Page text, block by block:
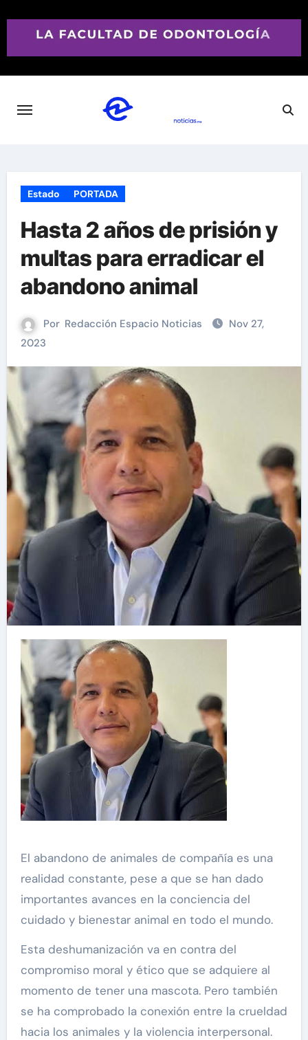
Estado PORTADA
Hasta 2 años de prisión y
multas para erradicar el
abandono animal
Por Redacción Espacio Noticias
Nov 27,
2023
El abandono de animales de compañía es una
realidad constante, pese a que se han dado
importantes avances en la conciencia del
cuidado y bienestar animal en todo el mundo.
Esta deshumanización va en contra del
compromiso moral y ético que se adquiere al
momento de tener una mascota. Pero también
se ha comprobado la conexión entre la crueldad
hacia los animales y la violencia interpersonal.